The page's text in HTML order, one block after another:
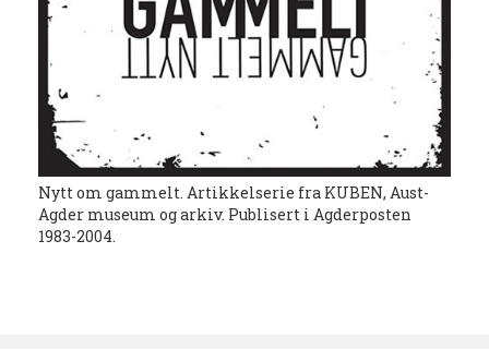
Nytt om gammelt. Artikkelserie fra KUBEN, Aust-
Agder museum og arkiv. Publisert i Agderposten
1983-2004.